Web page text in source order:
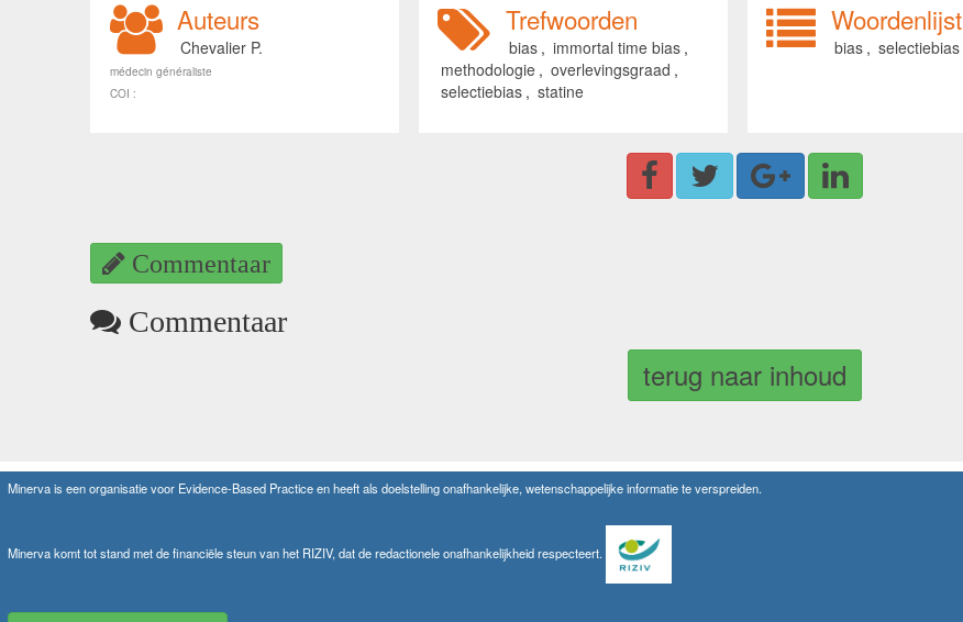
Auteurs
Chevalier P.
médecin généraliste
COI :
Trefwoorden
bias , immortal time bias ,
methodologie , overlevingsgraad ,
selectiebias , statine
Woordenlijst
bias , selectiebias
Commentaar
Commentaar
terug naar inhoud
Minerva is een organisatie voor Evidence-Based Practice en heeft als doelstelling onafhankelijke, wetenschappelijke informatie te verspreiden.
Minerva komt tot stand met de financiële steun van het RIZIV, dat de redactionele onafhankelijkheid respecteert.